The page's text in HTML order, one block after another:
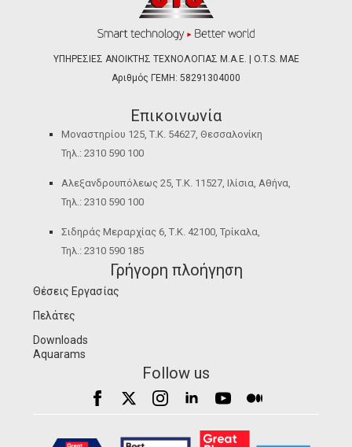
ΥΠΗΡΕΣΙΕΣ ΑΝΟΙΚΤΗΣ ΤΕΧΝΟΛΟΓΙΑΣ Μ.Α.Ε. | O.T.S. ΜΑΕ
Αριθμός ΓΕΜΗ: 58291304000
Επικοινωνία
Μοναστηρίου 125, Τ.Κ. 54627, Θεσσαλονίκη
Τηλ.: 2310 590 100
Αλεξανδρουπόλεως 25, Τ.Κ. 11527, Ιλίσια, Αθήνα,
Τηλ.: 2310 590 100
Σιδηράς Μεραρχίας 6, Τ.Κ. 42100, Τρίκαλα,
Τηλ.: 2310 590 185
Γρήγορη πλοήγηση
Θέσεις Εργασίας
Πελάτες
Downloads
Aquarams
Follow us